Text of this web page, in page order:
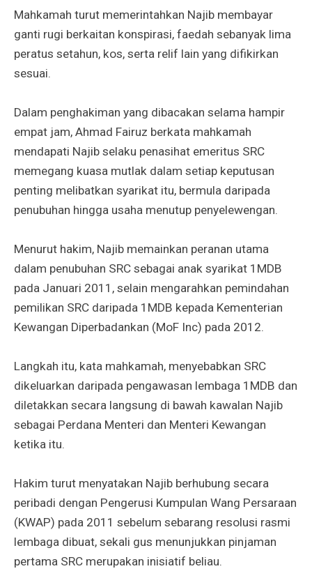
Mahkamah turut memerintahkan Najib membayar
ganti rugi berkaitan konspirasi, faedah sebanyak lima
peratus setahun, kos, serta relif lain yang difikirkan
sesuai.
Dalam penghakiman yang dibacakan selama hampir
empat jam, Ahmad Fairuz berkata mahkamah
mendapati Najib selaku penasihat emeritus SRC
memegang kuasa mutlak dalam setiap keputusan
penting melibatkan syarikat itu, bermula daripada
penubuhan hingga usaha menutup penyelewengan.
Menurut hakim, Najib memainkan peranan utama
dalam penubuhan SRC sebagai anak syarikat 1MDB
pada Januari 2011, selain mengarahkan pemindahan
pemilikan SRC daripada 1MDB kepada Kementerian
Kewangan Diperbadankan (MoF Inc) pada 2012.
Langkah itu, kata mahkamah, menyebabkan SRC
dikeluarkan daripada pengawasan lembaga 1MDB dan
diletakkan secara langsung di bawah kawalan Najib
sebagai Perdana Menteri dan Menteri Kewangan
ketika itu.
Hakim turut menyatakan Najib berhubung secara
peribadi dengan Pengerusi Kumpulan Wang Persaraan
(KWAP) pada 2011 sebelum sebarang resolusi rasmi
lembaga dibuat, sekali gus menunjukkan pinjaman
pertama SRC merupakan inisiatif beliau.